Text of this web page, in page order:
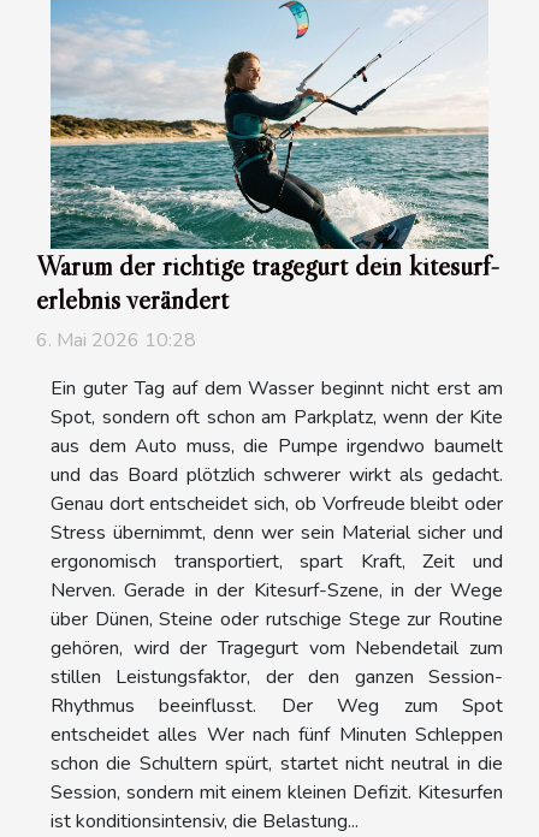
Warum der richtige tragegurt dein kitesurf-
erlebnis verändert
6. Mai 2026 10:28
Ein guter Tag auf dem Wasser beginnt nicht erst am
Spot, sondern oft schon am Parkplatz, wenn der Kite
aus dem Auto muss, die Pumpe irgendwo baumelt
und das Board plötzlich schwerer wirkt als gedacht.
Genau dort entscheidet sich, ob Vorfreude bleibt oder
Stress übernimmt, denn wer sein Material sicher und
ergonomisch transportiert, spart Kraft, Zeit und
Nerven. Gerade in der Kitesurf-Szene, in der Wege
über Dünen, Steine oder rutschige Stege zur Routine
gehören, wird der Tragegurt vom Nebendetail zum
stillen Leistungsfaktor, der den ganzen Session-
Rhythmus beeinflusst. Der Weg zum Spot
entscheidet alles Wer nach fünf Minuten Schleppen
schon die Schultern spürt, startet nicht neutral in die
Session, sondern mit einem kleinen Defizit. Kitesurfen
ist konditionsintensiv, die Belastung...